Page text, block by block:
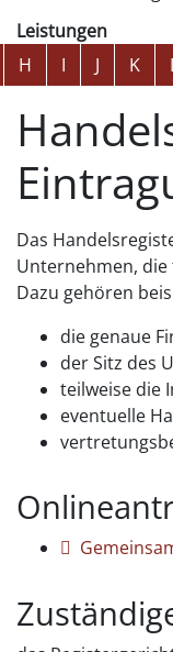
Leistungen
Alphabetisches
H I J K
Das
Unternehmen, die
Dazu gehören
die genaue
der Sitz des
teilweise die
eventuelle